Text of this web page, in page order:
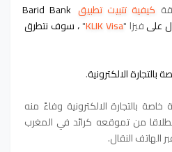
كيفية تتبيت تطبيق Barid Bank
فيزا "KLIK Visa
"
.
بالتجارة الالكترونية وفاءً منه
من تموقعه كرائد في المغرب
الهاتف النقال.